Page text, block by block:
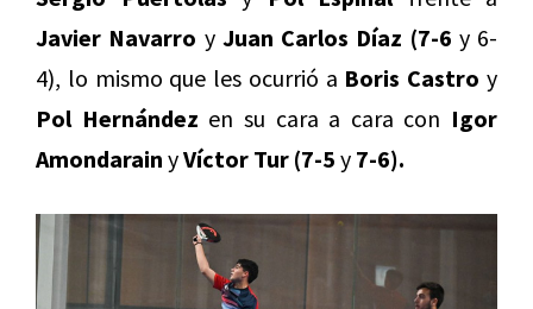
Javier Navarro y Juan Carlos Díaz (7-6 y 6-
4), lo mismo que les ocurrió a Boris Castro y
Pol Hernández en su cara a cara con Igor
Amondarain yVíctor Tur (7-5 y 7-6).